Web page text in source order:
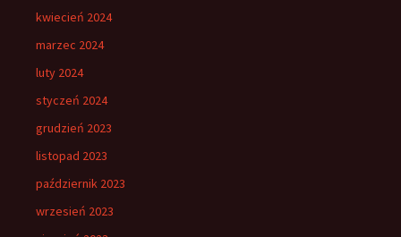
kwiecień 2024
marzec 2024
luty 2024
styczeń 2024
grudzień 2023
listopad 2023
październik 2023
wrzesień 2023